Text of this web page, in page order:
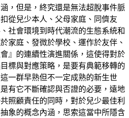
，但是，終究還是無法超脫事件脈
從兒少本人、父母家庭、同儕友
社會環境到時代潮流的生態系統和
家庭、發微於學校、運作於友伴、
』的連續性演進關係，這使得對於
標與對應策略，是要有典範移轉的
一群早熟但不一定成熟的新生世
有它不斷確認與否證的必要，遠地
照顧責任的同時，對於兒少最佳利
象的概念內涵，思索這當中所隱含